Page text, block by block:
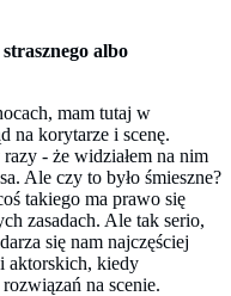
albo
mam tutaj w
na korytarze i scenę.
- że widziałem na nim
Ale czy to było śmieszne?
takiego ma prawo się
zasadach. Ale tak serio,
się nam najczęściej
aktorskich, kiedy
na scenie.